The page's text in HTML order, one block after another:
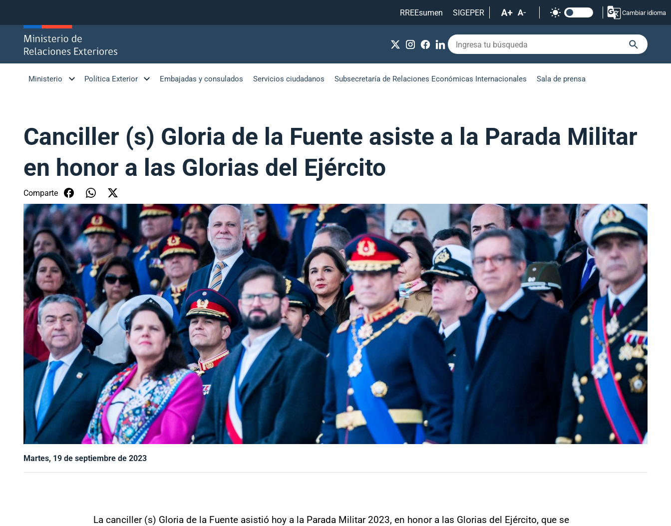
RREEsumen
SIGEPER Cambiar idioma
Ministerio Política Exterior Embajadas y consulados Servicios ciudadanos Subsecretaría de Relaciones Económicas Internacionales Sala de prensa
Canciller (s) Gloria de la Fuente asiste a la Parada Militar
en honor a las Glorias del Ejército
Comparte
Martes, 19 de septiembre de 2023
La canciller (s) Gloria de la Fuente asistió hoy a la Parada Militar 2023, en honor a las Glorias del Ejército, que se